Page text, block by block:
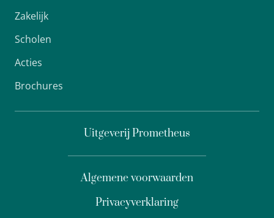
Zakelijk
Scholen
Acties
Brochures
Uitgeverij Prometheus
Privacyverklaring
Algemene voorwaarden